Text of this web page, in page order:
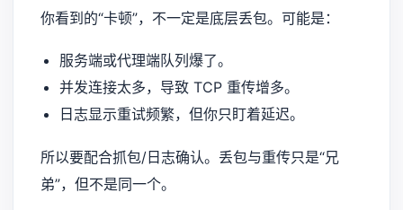
你看到的“卡顿”，不一定是底层丢包。可能是：
服务端或代理端队列爆了。
并发连接太多，导致 TCP 重传增多。
日志显示重试频繁，但你只盯着延迟。
所以要配合抓包/日志确认。丢包与重传只是“兄
弟”，但不是同一个。